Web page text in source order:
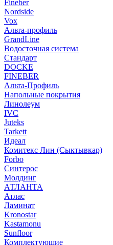
Fineber
Nordside
Vox
Альта-профиль
GrandLine
Водосточная система
Стандарт
DOCKE
FINEBER
Альта-Профиль
Напольные покрытия
Линолеум
IVC
Juteks
Tarkett
Идеал
Комитекс Лин (Сыктывкар)
Forbo
Синтерос
Молдинг
АТЛАНТА
Атлас
Ламинат
Kronostar
Kastamonu
Sunfloor
Комплектующие